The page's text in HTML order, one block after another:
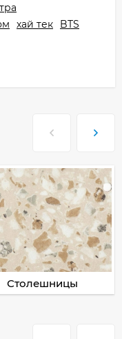
хай тек
BTS
Столешницы